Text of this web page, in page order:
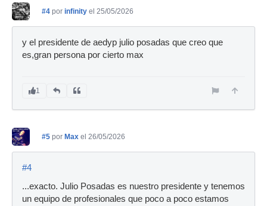
#4 por infinity el 25/05/2026
y el presidente de aedyp julio posadas que creo que
es,gran persona por cierto max
1
#5 por Max el 26/05/2026
#4
...exacto. Julio Posadas es nuestro presidente y tenemos
un equipo de profesionales que poco a poco estamos